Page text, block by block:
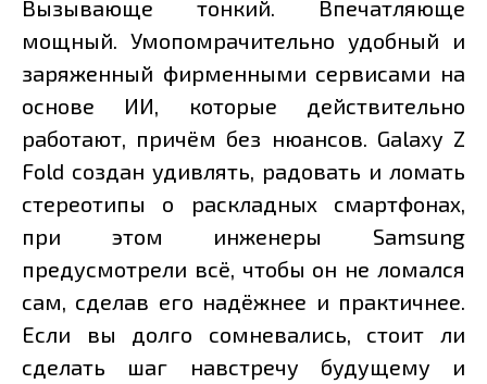
Вызывающе тонкий. Впечатляюще
мощный. Умопомрачительно удобный и
заряженный фирменными сервисами на
основе ИИ, которые действительно
работают, причём без нюансов. Galaxy Z
Fold создан удивлять, радовать и ломать
стереотипы о раскладных смартфонах,
при этом инженеры Samsung
предусмотрели всё, чтобы он не ломался
сам, сделав его надёжнее и практичнее.
Если вы долго сомневались, стоит ли
сделать шаг навстречу будущему и